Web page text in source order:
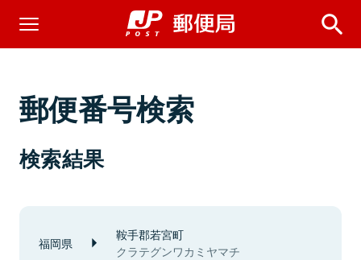
郵便番号検索
検索結果
福岡県 鞍手郡若宮町
クラテグンワカミヤマチ